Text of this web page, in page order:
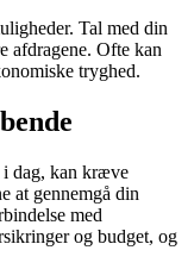
Tal med din
afdragene. Ofte kan
tryghed.
dag, kan kræve
at gennemgå din
med
og budget, og